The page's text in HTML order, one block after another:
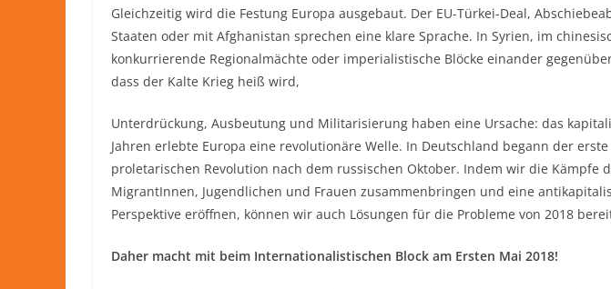
Gleichzeitig wird die Festung Europa ausgebaut. Der EU-Türkei-Deal,
Staaten oder mit Afghanistan sprechen eine klare Sprache. In Syrien, im
konkurrierende Regionalmächte oder imperialistische Blöcke einander
dass der Kalte Krieg heiß wird,
Unterdrückung, Ausbeutung und Militarisierung haben eine Ursache: das
Jahren erlebte Europa eine revolutionäre Welle. In Deutschland begann der
proletarischen Revolution nach dem russischen Oktober. Indem wir die Kämpfe
MigrantInnen, Jugendlichen und Frauen zusammenbringen und eine
Perspektive eröffnen, können wir auch Lösungen für die Probleme von 2018
Daher macht mit beim Internationalistischen Block am Ersten Mai 2018!